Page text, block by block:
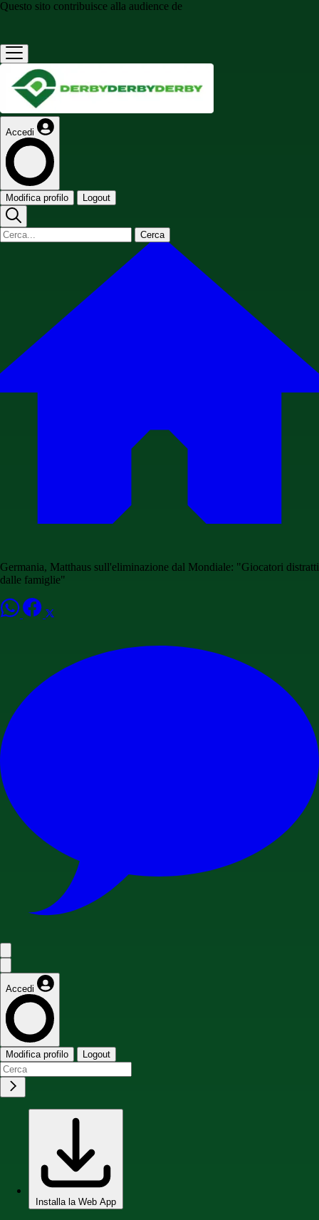
Questo sito contribuisce alla audience de
Accedi
Modifica profilo Logout
Cerca
Germania, Matthaus sull'eliminazione dal Mondiale: "Giocatori distratti
dalle famiglie"
Accedi
Modifica profilo Logout
Installa la Web App